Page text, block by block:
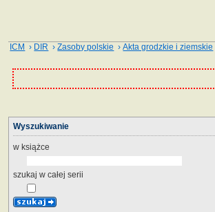
ICM › DIR ›Zasoby polskie ›Akta grodzkie i ziemskie
Wyszukiwanie
w książce
szukaj w całej serii